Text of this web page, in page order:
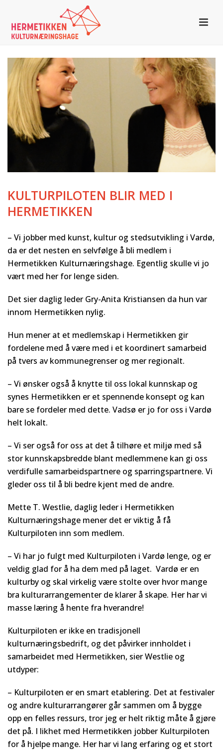
KULTURPILOTEN BLIR MED I
HERMETIKKEN
– Vi jobber med kunst, kultur og stedsutvikling i Vardø,
da er det nesten en selvfølge å bli medlem i
Hermetikken Kulturnæringshage. Egentlig skulle vi jo
vært med her for lenge siden.
Det sier daglig leder Gry-Anita Kristiansen da hun var
innom Hermetikken nylig.
Hun mener at et medlemskap i Hermetikken gir
fordelene med å være med i et koordinert samarbeid
på tvers av kommunegrenser og mer regionalt.
– Vi ønsker også å knytte til oss lokal kunnskap og
synes Hermetikken er et spennende konsept og kan
bare se fordeler med dette. Vadsø er jo for oss i Vardø
helt lokalt.
– Vi ser også for oss at det å tilhøre et miljø med så
stor kunnskapsbredde blant medlemmene kan gi oss
verdifulle samarbeidspartnere og sparringspartnere. Vi
gleder oss til å bli bedre kjent med de andre.
Mette T. Westlie, daglig leder i Hermetikken
Kulturnæringshage mener det er viktig å få
Kulturpiloten inn som medlem.
– Vi har jo fulgt med Kulturpiloten i Vardø lenge, og er
veldig glad for å ha dem med på laget. Vardø er en
kulturby og skal virkelig være stolte over hvor mange
bra kulturarrangementer de klarer å skape. Her har vi
masse læring å hente fra hverandre!
Kulturpiloten er ikke en tradisjonell
kulturnæringsbedrift, og det påvirker innholdet i
samarbeidet med Hermetikken, sier Westlie og
utdyper:
– Kulturpiloten er en smart etablering. Det at festivaler
og andre kulturarrangører går sammen om å bygge
opp en felles ressurs, tror jeg er helt riktig måte å gjøre
det på. I likhet med Hermetikken jobber Kulturpiloten
for å hjelpe mange. Her har vi lang erfaring og et stort